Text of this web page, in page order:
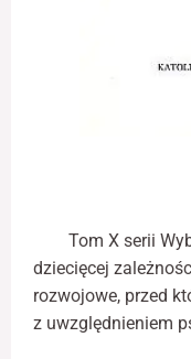
Tom X serii
dziecięcej
rozwojowe, przed
z uwzględnieniem